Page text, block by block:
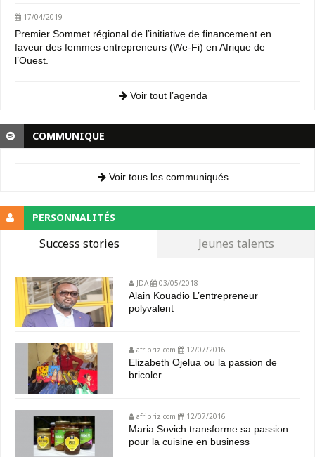
17/04/2019
Premier Sommet régional de l’initiative de financement en
faveur des femmes entrepreneurs (We-Fi) en Afrique de
l’Ouest.
Voir tout l’agenda
COMMUNIQUE
Voir tous les communiqués
PERSONNALITÉS
Success stories Jeunes talents
JDA 03/05/2018
Alain Kouadio L’entrepreneur
polyvalent
afripriz.com 12/07/2016
Elizabeth Ojelua ou la passion de
bricoler
afripriz.com 12/07/2016
Maria Sovich transforme sa passion
pour la cuisine en business